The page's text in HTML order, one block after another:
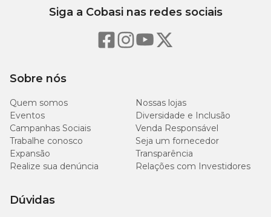
Sobre nós
Quem somos
Nossas lojas
Eventos
Diversidade e Inclusão
Campanhas Sociais
Venda Responsável
Trabalhe conosco
Seja um fornecedor
Expansão
Transparência
Realize sua denúncia
Relações com Investidores
Dúvidas
Siga a Cobasi nas redes sociais